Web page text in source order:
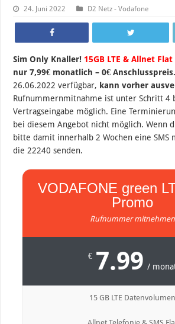
24. Juni 2022 D2 Netz - Vodafone
Sim Only Knaller!15GB LTE & Allnet
nur 7,99€ monatlich – 0€ Anschlusspreis.
26.06.2022 verfügbar, kann vorher
Rufnummernmitnahme ist unter Schritt 4
Vertragseingabe möglich. Eine
bei diesem Angebot nicht möglich. Wenn
bitte damit innerhalb 2 Wochen eine SMS
die 22240 senden.
VODAFONE green
Promo
Rufnummer mitnehmen
€ 7.99 /
15 GB LTE Datenvolumen